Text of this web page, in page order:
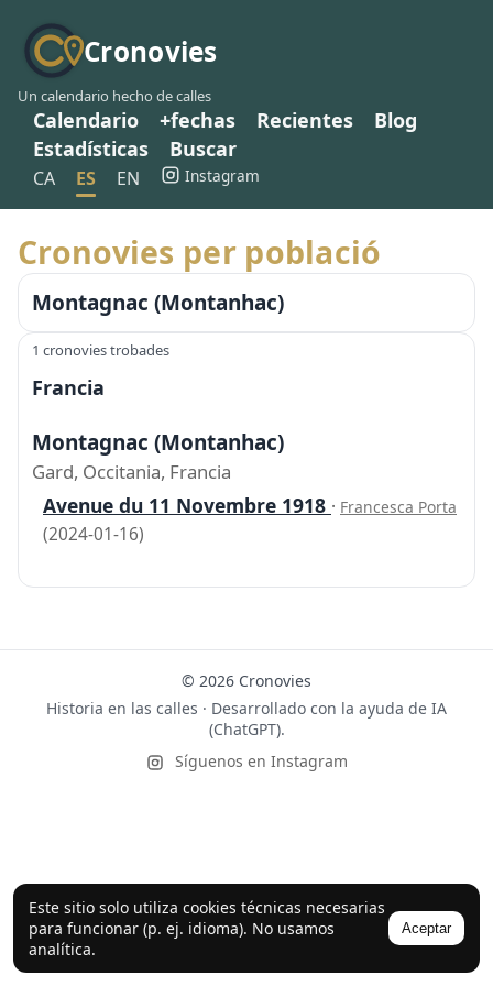
Cronovies
Un calendario hecho de calles
Calendario +fechas Recientes
Blog
Estadísticas
Buscar
CA ES EN Instagram
Este sitio solo utiliza cookies técnicas necesarias
para funcionar (p. ej. idioma). No usamos
analítica.
Aceptar
Cronovies per població
Montagnac (Montanhac)
1 cronovies trobades
Francia
Montagnac (Montanhac)
Gard, Occitania, Francia
Avenue du 11 Novembre 1918 · Francesca Porta
(2024-01-16)
© 2026 Cronovies
Historia en las calles · Desarrollado con la ayuda de IA
(ChatGPT).
Síguenos en Instagram